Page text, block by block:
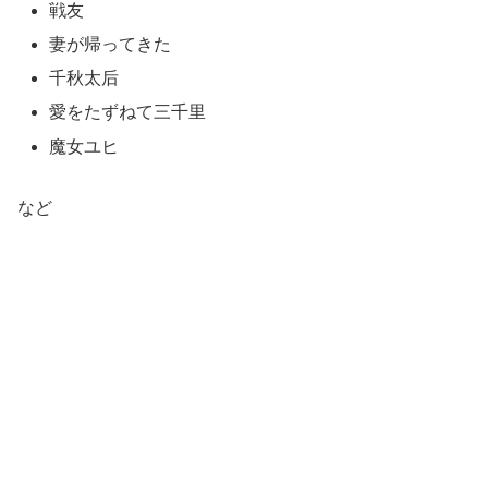
戦友
妻が帰ってきた
千秋太后
愛をたずねて三千里
魔女ユヒ
など